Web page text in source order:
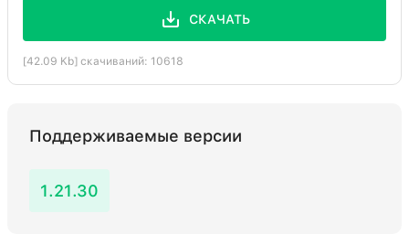
СКАЧАТЬ
[42.09 Kb] скачиваний: 10618
Поддерживаемые версии
1.21.30